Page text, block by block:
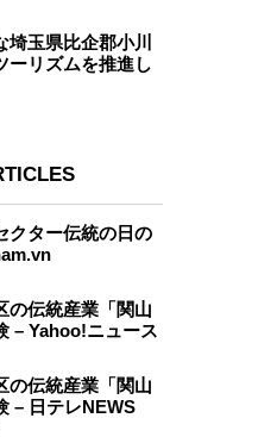
玉県比企郡小川
ーリズムを推進し
クター伝統の日の
の伝統産業 「関山
– Yahoo!ニュース
の伝統産業 「関山
– 日テレNEWS